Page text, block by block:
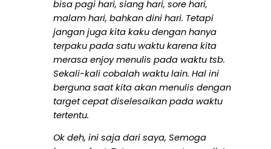
bisa pagi hari, siang hari, sore hari,
malam hari, bahkan dini hari. Tetapi
jangan juga kita kaku dengan hanya
terpaku pada satu waktu karena kita
merasa enjoy menulis pada waktu tsb.
Sekali-kali cobalah waktu lain. Hal ini
berguna saat kita akan menulis dengan
target cepat diselesaikan pada waktu
tertentu.
Ok deh, ini saja dari saya, Semoga